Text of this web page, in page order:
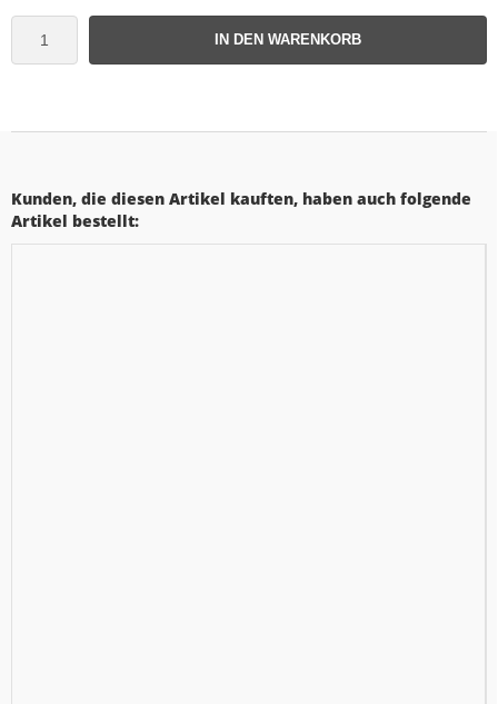
IN DEN WARENKORB
Kunden, die diesen Artikel kauften, haben auch folgende
Artikel bestellt: